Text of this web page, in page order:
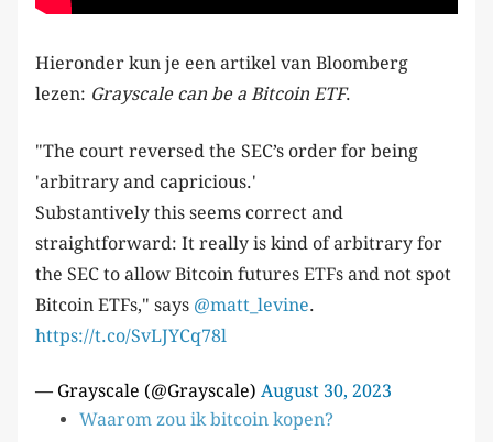
Hieronder kun je een artikel van Bloomberg
lezen: Grayscale can be a Bitcoin ETF.
"The court reversed the SEC’s order for being
'arbitrary and capricious.'
Substantively this seems correct and
straightforward: It really is kind of arbitrary for
the SEC to allow Bitcoin futures ETFs and not spot
Bitcoin ETFs," says @matt_levine.
https://t.co/SvLJYCq78l
— Grayscale (@Grayscale) August 30, 2023
Waarom zou ik bitcoin kopen?